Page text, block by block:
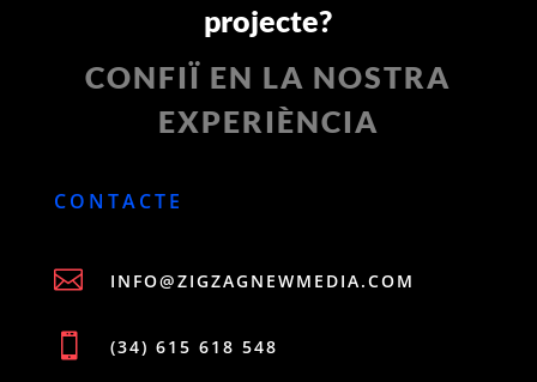
projecte?
CONFIÏ EN LA NOSTRA
EXPERIÈNCIA
CONTACTE
 INFO@ZIGZAGNEWMEDIA.COM
 (34) 615 618 548